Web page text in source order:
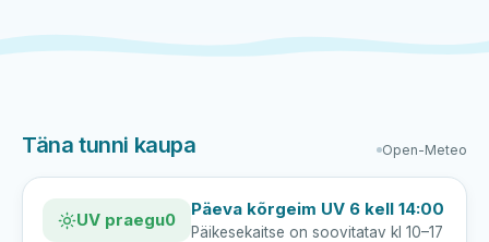
Täna tunni kaupa Open-Meteo
UV praegu0
Päeva kõrgeim UV 6 kell 14:00
Päikesekaitse on soovitatav kl 10–17